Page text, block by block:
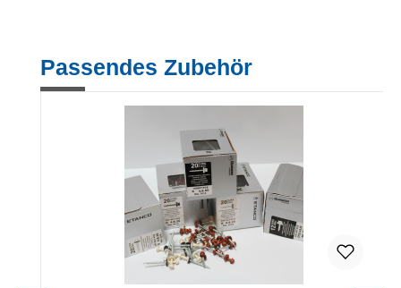
Produktgalerie überspringen
Passendes Zubehör